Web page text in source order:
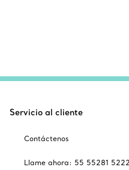
Servicio al cliente
Contáctenos
Llame ahora: 55 55281 5222